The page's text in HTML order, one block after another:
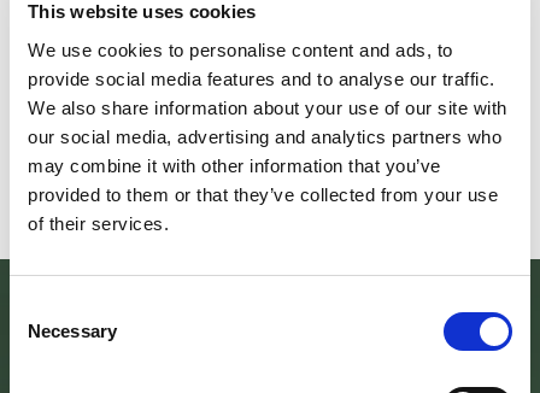
This website uses cookies
We use cookies to personalise content and ads, to
provide social media features and to analyse our traffic.
We also share information about your use of our site with
our social media, advertising and analytics partners who
may combine it with other information that you’ve
provided to them or that they’ve collected from your use
of their services.
Selection
Necessary
scoprire/coltivare/lo spirito/della
Leggi tutto
percorre solo